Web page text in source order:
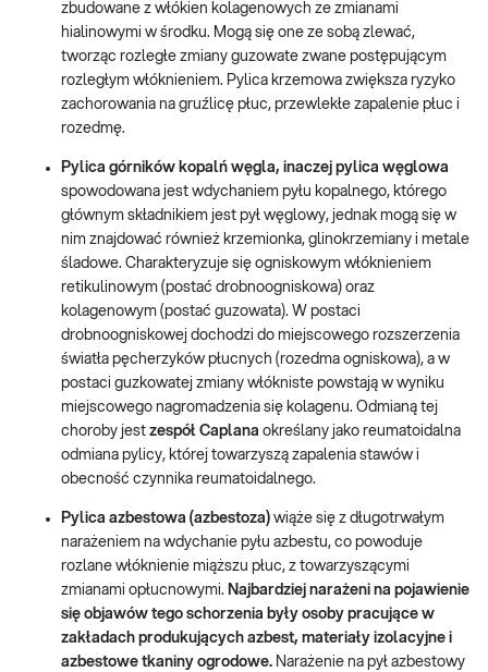
zbudowane z włókien kolagenowych ze zmianami
hialinowymi w środku. Mogą się one ze sobą zlewać,
tworząc rozległe zmiany guzowate zwane postępującym
rozległym włóknieniem. Pylica krzemowa zwiększa ryzyko
zachorowania na gruźlicę płuc, przewlekłe zapalenie płuc i
rozedmę.
Pylica górników kopalń węgla, inaczej pylica węglowa
spowodowana jest wdychaniem pyłu kopalnego, którego
głównym składnikiem jest pył węglowy, jednak mogą się w
nim znajdować również krzemionka, glinokrzemiany i metale
śladowe. Charakteryzuje się ogniskowym włóknieniem
retikulinowym (postać drobnoogniskowa) oraz
kolagenowym (postać guzowata). W postaci
drobnoogniskowej dochodzi do miejscowego rozszerzenia
światła pęcherzyków płucnych (rozedma ogniskowa), a w
postaci guzkowatej zmiany włókniste powstają w wyniku
miejscowego nagromadzenia się kolagenu. Odmianą tej
choroby jest zespół Caplana określany jako reumatoidalna
odmiana pylicy, której towarzyszą zapalenia stawów i
obecność czynnika reumatoidalnego.
Pylica azbestowa (azbestoza) wiąże się z długotrwałym
narażeniem na wdychanie pyłu azbestu, co powoduje
rozlane włóknienie miąższu płuc, z towarzyszącymi
zmianami opłucnowymi. Najbardziej narażeni na pojawienie
się objawów tego schorzenia były osoby pracujące w
zakładach produkujących azbest, materiały izolacyjne i
azbestowe tkaniny ogrodowe. Narażenie na pył azbestowy